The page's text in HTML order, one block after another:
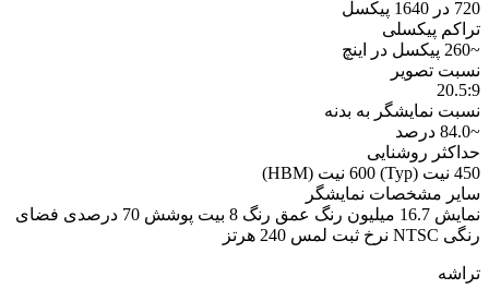
720 در 1640 پیکسل
تراکم پیکسلی
~260 پیکسل در اینچ
نسبت تصویر
20.5:9
نسبت نمایشگر به بدنه
~84.0 درصد
حداکثر روشنایی
450 نیت (Typ) 600 نیت (HBM)
سایر مشخصات نمایشگر
نمایش 16.7 میلیون رنگ عمق رنگ 8 بیت پوشش 70 درصدی فضای
رنگی NTSC نرخ ثبت لمس 240 هرتز
تراشه